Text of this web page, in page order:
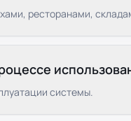
ресторанами,
системы.